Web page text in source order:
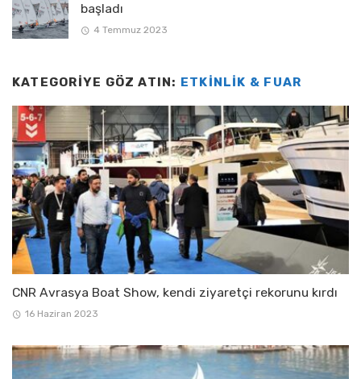
başladı
4 Temmuz 2023
KATEGORIYE GÖZ ATIN: ETKINLIK & FUAR
CNR Avrasya Boat Show, kendi ziyaretçi rekorunu kırdı
16 Haziran 2023